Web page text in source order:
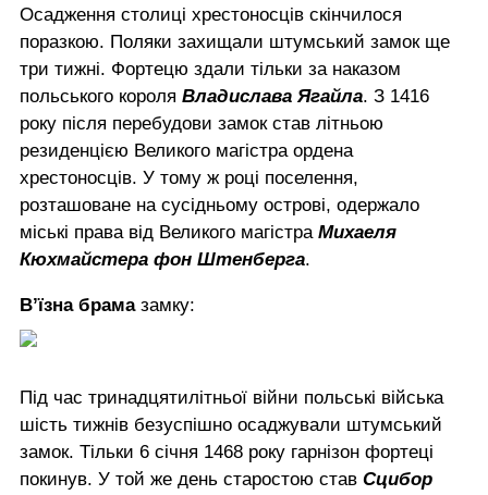
Осадження столиці хрестоносців скінчилося
поразкою. Поляки захищали штумський замок ще
три тижні. Фортецю здали тільки за наказом
польського короля Владислава Ягайла. З 1416
року після перебудови замок став літньою
резиденцією Великого магістра ордена
хрестоносців. У тому ж році поселення,
розташоване на сусідньому острові, одержало
міські права від Великого магістра Михаеля
Кюхмайстера фон Штенберга.
В’їзна брамазамку:
Під час тринадцятилітньої війни польські війська
шість тижнів безуспішно осаджували штумський
замок. Тільки 6 січня 1468 року гарнізон фортеці
покинув. У той же день старостою став Сцибор